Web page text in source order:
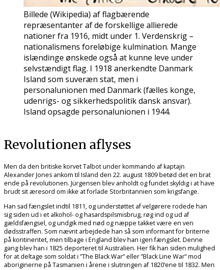
Billede (Wikipedia) af flagbærende
repræsentanter af de forskellige allierede
nationer fra 1916, midt under 1. Verdenskrig –
nationalismens foreløbige kulmination. Mange
islændinge ønskede også at kunne leve under
selvstændigt flag. I 1918 anerkendte Danmark
Island som suveræn stat, men i
personalunionen med Danmark (fælles konge,
udenrigs- og sikkerhedspolitik dansk ansvar).
Island opsagde personalunionen i 1944.
Revolutionen aflyses
Men da den britiske korvet Talbot under kommando af kaptajn
Alexander Jones ankom til Island den 22. august 1809 betød det en brat
ende på revolutionen. Jürgensen blev anholdt og fundet skyldig i at have
brudt sit æresord om ikke at forlade Storbritannien som krigsfange.
Han sad fængslet indtil 1811, og understøttet af velgørere rodede han
sig siden ud i et alkohol- og hasardspilsmisbrug, røg ind og ud af
gældsfængsel, og undgik med nød og næppe takket være en ven
dødsstraffen. Som nævnt arbejdede han så som informant for briterne
på kontinentet, men tilbage i England blev han igen fængslet. Denne
gang blev han i 1825 deporteret til Australien. Her fik han siden mulighed
for at deltage som soldat i ”The Black War” eller ”Black Line War” mod
aboriginerne på Tasmanien i årene i slutningen af 1820’ene til 1832. Men